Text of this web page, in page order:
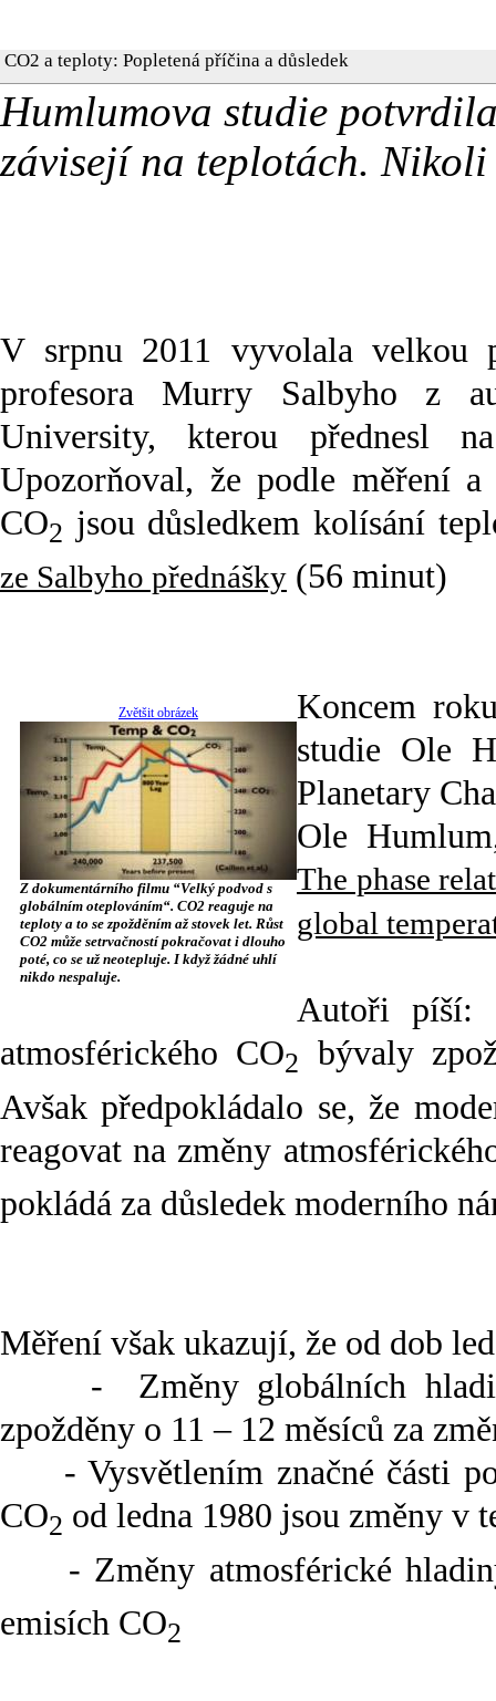
CO2 a teploty: Popletená příčina a důsledek
Humlumova studie
závisejí na teplotách.
V srpnu 2011 vyvolala velkou
profesora Murry Salbyho z
University, kterou přednesl
Upozorňoval, že podle měření
CO2 jsou důsledkem kolísání
ze Salbyho přednášky (56 minut)
Zvětšit obrázek
Z dokumentárního filmu “Velký podvod s
globálním oteplováním“. CO2 reaguje na
teploty a to se zpožděním až stovek let. Růst
CO2 může setrvačností pokračovat i dlouho
poté, co se už neotepluje. I když žádné uhlí
nikdo nespaluje.
Koncem
studie Ole
Planetary
Ole
The phase
global
Autoři píší:
atmosférického CO2 bývaly
Avšak předpokládalo se, že
reagovat na změny
pokládá za důsledek moderního
Měření však ukazují, že od dob
- Změny globálních hladin
zpožděny o 11 – 12 měsíců za
- Vysvětlením značné části
CO2 od ledna 1980 jsou změny v
- Změny atmosférické
emisích CO2